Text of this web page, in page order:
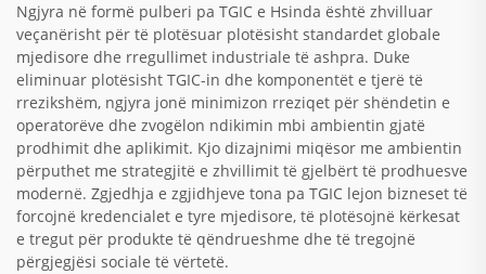
Ngjyra në formë pulberi pa TGIC e Hsinda është zhvilluar
veçanërisht për të plotësuar plotësisht standardet globale
mjedisore dhe rregullimet industriale të ashpra. Duke
eliminuar plotësisht TGIC-in dhe komponentët e tjerë të
rrezikshëm, ngjyra jonë minimizon rreziqet për shëndetin e
operatorëve dhe zvogëlon ndikimin mbi ambientin gjatë
prodhimit dhe aplikimit. Kjo dizajnimi miqësor me ambientin
përputhet me strategjitë e zhvillimit të gjelbërt të prodhuesve
modernë. Zgjedhja e zgjidhjeve tona pa TGIC lejon bizneset të
forcojnë kredencialet e tyre mjedisore, të plotësojnë kërkesat
e tregut për produkte të qëndrueshme dhe të tregojnë
përgjegjësi sociale të vërtetë.